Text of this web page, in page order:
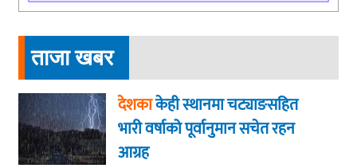
ताजा खबर
देशकाकेही स्थानमा चट्याङसहित
भारी वर्षाको पूर्वानुमान सचेत रहन
आग्रह